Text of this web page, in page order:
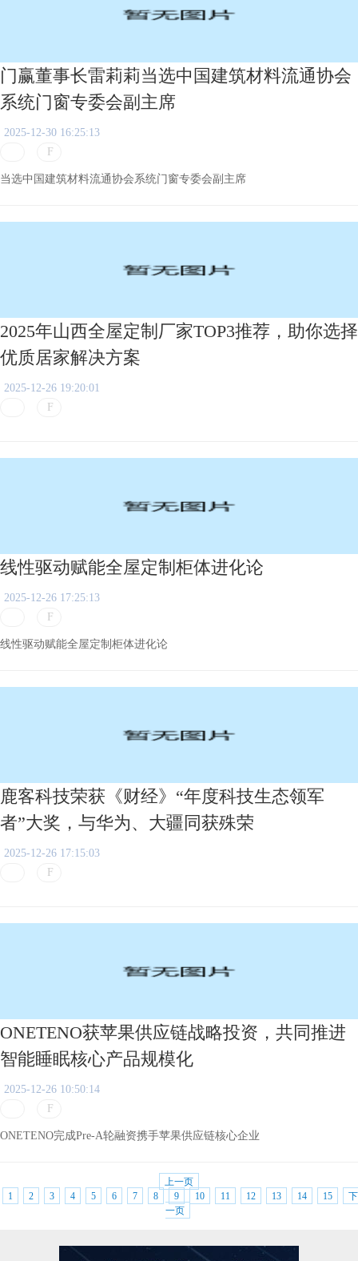
门赢董事长雷莉莉当选中国建筑材料流通协会
系统门窗专委会副主席
2025-12-30 16:25:13
当选中国建筑材料流通协会系统门窗专委会副主席
2025年山西全屋定制厂家TOP3推荐，助你选择
优质居家解决方案
2025-12-26 19:20:01
线性驱动赋能全屋定制柜体进化论
2025-12-26 17:25:13
线性驱动赋能全屋定制柜体进化论
鹿客科技荣获《财经》“年度科技生态领军
者”大奖，与华为、大疆同获殊荣
2025-12-26 17:15:03
ONETENO获苹果供应链战略投资，共同推进
智能睡眠核心产品规模化
2025-12-26 10:50:14
ONETENO完成Pre-A轮融资携手苹果供应链核心企业
上一页
1
2 3 4 5 6 7 8 9 10 11 12 13 14 15
下
一页